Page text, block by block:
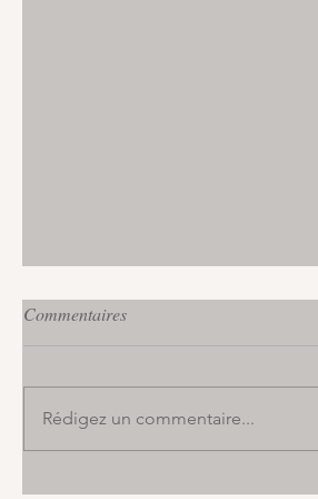
Annonce de grossesse
Commentaires
Rédigez un commentaire...